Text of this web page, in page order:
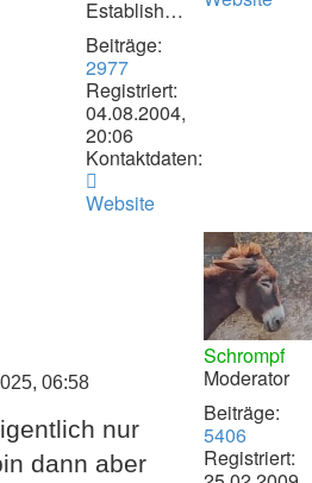
Establishment
Beiträge:
2977
Registriert:
04.08.2004,
20:06
Kontaktdaten:
von
Website
06:58
nur
dann aber
Schrompf
Moderator
Beiträge:
5406
Registriert: